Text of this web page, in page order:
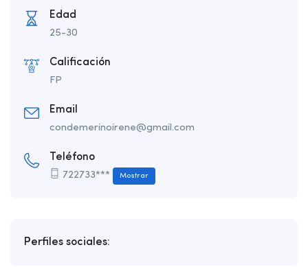
Edad
25-30
Calificación
FP
Email
condemerinoirene@gmail.com
Teléfono
722733*** Mostrar
Perfiles sociales: